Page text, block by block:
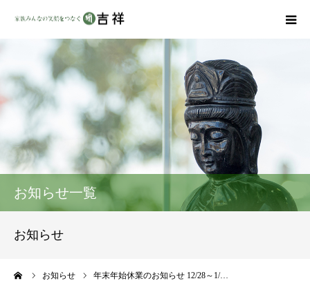
お知らせ一覧
お知らせ
お知らせ 年末年始休業のお知らせ 12/28～1/…
戒名彫りについて
商品ラインナップ
墓地・霊園を探す
吉祥の特徴